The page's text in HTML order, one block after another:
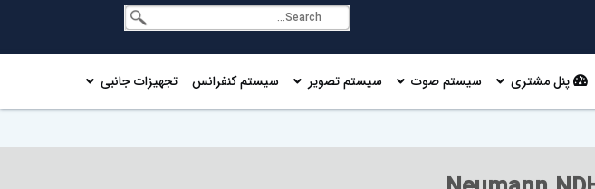
پنل مشتری سیستم صوت سیستم تصویر سیستم کنفرانس تجهیزات جانبی